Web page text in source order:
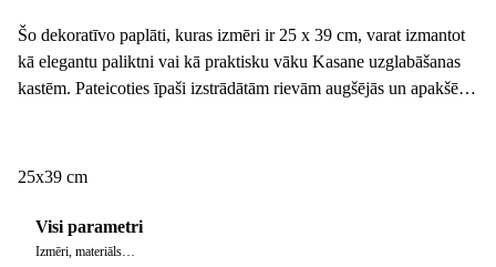
Šo dekoratīvo paplāti, kuras izmēri ir 25 x 39 cm, varat izmantot
kā elegantu paliktni vai kā praktisku vāku Kasane uzglabāšanas
kastēm. Pateicoties īpaši izstrādātām rievām augšējās un apakšējās
"kārtot slāņos", lieliski atspoguļo visas sistēmas būtību, apvienojot
vizuālo skaistumu ar praktisku funkcionalitāti.
25x39 cm
Visi parametri
Izmēri, materiāls…